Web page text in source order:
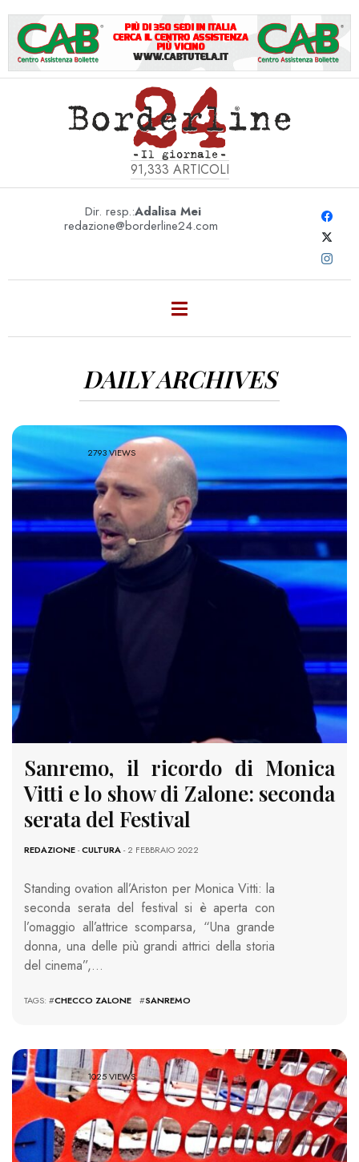
91,333 ARTICOLI
Dir. resp.:Adalisa Mei
redazione@borderline24.com
DAILY ARCHIVES
2793 VIEWS
Sanremo, il ricordo di Monica
Vitti e lo show di Zalone: seconda
serata del Festival
REDAZIONE-CULTURA- 2 FEBBRAIO 2022
Standing ovation all’Ariston per Monica Vitti: la
seconda serata del festival si è aperta con
l’omaggio all’attrice scomparsa, “Una grande
donna, una delle più grandi attrici della storia
del cinema”,…
TAGS: #CHECCO ZALONE #SANREMO
1025 VIEWS